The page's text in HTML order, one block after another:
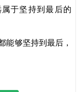
于坚持到最后的
能够坚持到最后，